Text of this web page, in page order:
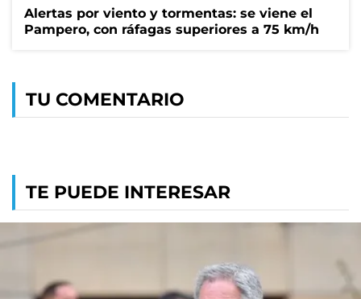
Alertas por viento y tormentas: se viene el
Pampero, con ráfagas superiores a 75 km/h
TU COMENTARIO
TE PUEDE INTERESAR